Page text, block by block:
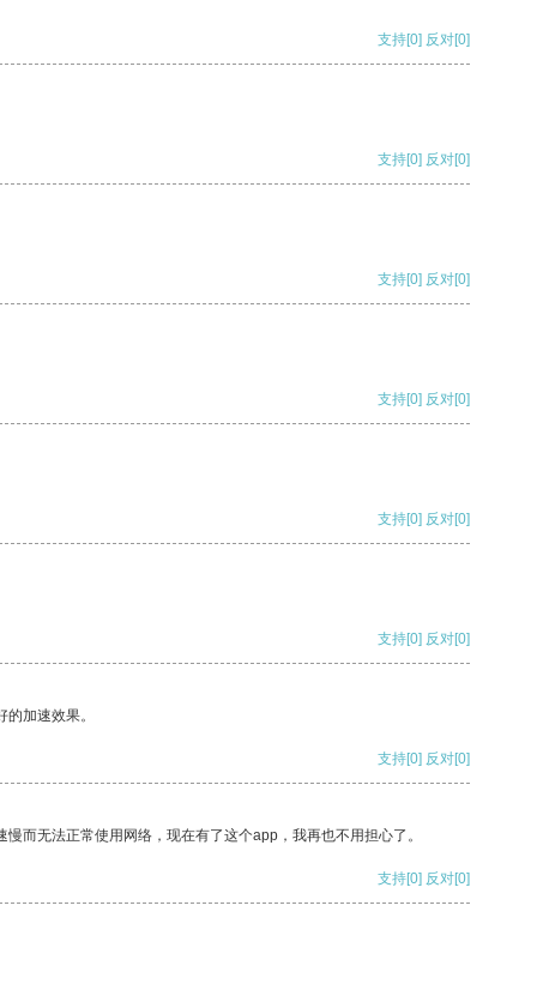
支持[0] 反对[0]
支持[0] 反对[0]
支持[0] 反对[0]
支持[0] 反对[0]
支持[0] 反对[0]
支持[0] 反对[0]
加速效果。
支持[0] 反对[0]
而无法正常使用网络，现在有了这个app，我再也不用担心了。
支持[0] 反对[0]